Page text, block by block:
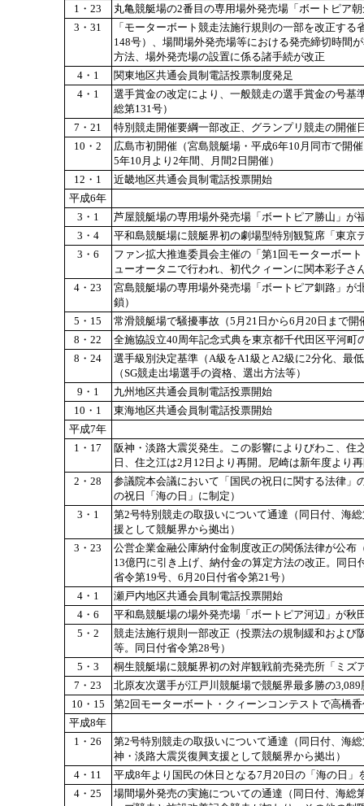
1・23
丸亀競艇場の2番目の専用場外発売場「ボートピア
3・31
「モーターボート競走法施行規則の一部を改正す
148号）、場間場外発売場等における発売締切時間
方法、場外発売場の設置に係る諸手続が改正
4・1
関東地区共通会員制電話投票制度発足
4・1
選手賞金の改定により、一般競走の選手賞金の号基
総第131号）
7・21
特別競走開催要綱一部改正、グランプリ競走の開催
10・2
広島市初開催（宮島競艇場・平成6年10月同市で開
5年10月より2年間、月間2日開催）
12・1
近畿地区共通会員制電話投票開始
平成6年
3・1
芦屋競艇場の専用場外発売場「ボートピア勝山」が
3・4
平和島競艇場に競艇界初の劇場型特別観覧席「東
3・6
ファン拡大推進委員会主催の「第1回モーターボー
ューオータニで行われ、初代クィーンに関本彩子さ
4・23
宮島競艇場の専用場外発売場「ボートピア釧路」が
鎖）
5・15
常滑競艇場で騒擾事故（5月21日から6月20日まで開
8・22
全施協設立40周年記念式典を東京都千代田区平河町
8・24
選手級別決定基準（A級をA1級とA2級に2分化、最
（SG競走出場選手の資格、選出方法等）
9・1
九州地区共通会員制電話投票開始
10・1
東海地区共通会員制電話投票開始
平成7年
1・17
阪神・淡路大震災発生。この影響によりびわこ、
日、住之江は2月12日より再開。尼崎は新年度より
2・28
参議院本会議において「国民の祝日に関する法律」
の祝日「海の日」に制定）
3・1
第2号特別競走の取扱いについて通達（同日付、海
援として競艇界から拠出）
3・23
公営企業金融公庫納付金制度改正の関係法律が公布
13億円に引き上げ、納付金の算定方法の改正。同
省令第19号、6月20日付省令第21号）
4・1
瀬戸内地区共通会員制電話投票開始
4・6
平和島競艇場の場外発売場「ボートピア河辺」が秋
5・2
競走法施行規則一部改正（投票法の規制緩和およ
等。同日付省令第28号）
5・3
桐生競艇場に競艇界初の対岸観戦前売発売所「ミズ
7・23
北原友次選手が江戸川競艇場で競艇界最多勝の3,089
10・15
第2回モーターボート・クィーンコンテストで高橋
平成8年
1・26
第2号特別競走の取扱いについて通達（同日付、海
神・淡路大震災復興支援として競艇界から拠出）
4・11
平成8年より国民の休日となる7月20日の「海の日
4・25
場間場外発売の実施についての通達（同日付、海総